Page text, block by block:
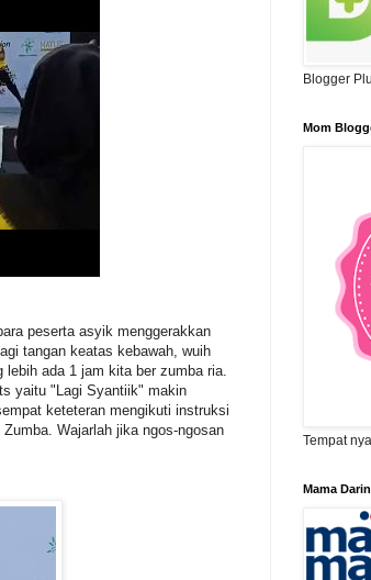
peserta asyik menggerakkan
tangan keatas kebawah, wuih
ada 1 jam kita ber zumba ria.
yaitu "Lagi Syantiik" makin
keteteran mengikuti instruksi
Wajarlah jika ngos-ngosan
Blogger
Mom
Tempat
Mama